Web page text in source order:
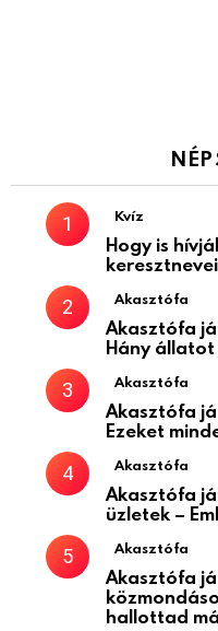
Kvíz
Hogy is
Akasztófa
Akasztófa
Hány
Akasztófa
Akasztófa
Ezeket
Akasztófa
Akasztófa
üzletek –
Akasztófa
Akasztófa
hallottad